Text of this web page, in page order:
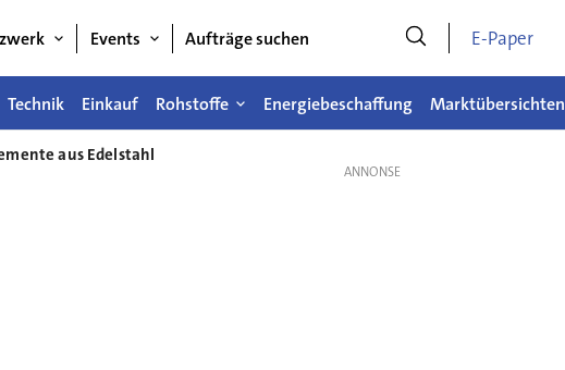
Events Aufträge suchen E-Paper
Technik Einkauf Rohstoffe Energiebeschaffung Marktübersichten
aus Edelstahl